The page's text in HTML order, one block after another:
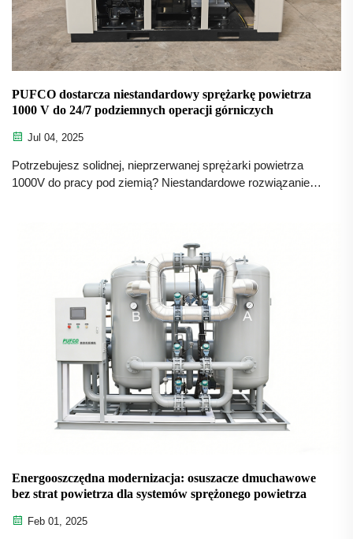
PUFCO dostarcza niestandardowy sprężarkę powietrza
1000 V do 24/7 podziemnych operacji górniczych
Jul 04, 2025
Potrzebujesz solidnej, nieprzerwanej sprężarki powietrza
1000V do pracy pod ziemią? Niestandardowe rozwiązanie
Energooszczędna modernizacja: osuszacze dmuchawowe
bez strat powietrza dla systemów sprężonego powietrza
Feb 01, 2025